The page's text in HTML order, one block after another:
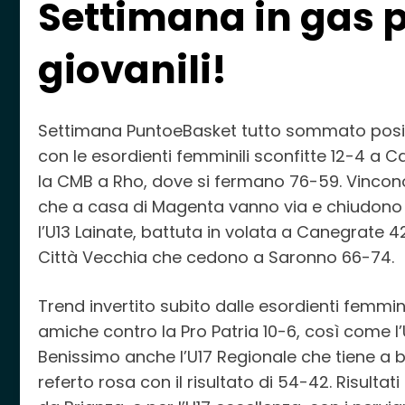
Settimana in gas
giovanili!
Settimana PuntoeBasket tutto sommato
con le esordienti femminili sconfitte 12-4 a
la CMB a Rho, dove si fermano 76-59.
che a casa di Magenta vanno via e
l’U13 Lainate, battuta in volata a Canegrate
Città Vecchia che cedono a Saronno 66-74.
Trend invertito subito dalle esordienti
amiche contro la Pro Patria 10-6, così come
Benissimo anche l’U17 Regionale che tiene
referto rosa con il risultato di 54-42. Risultati